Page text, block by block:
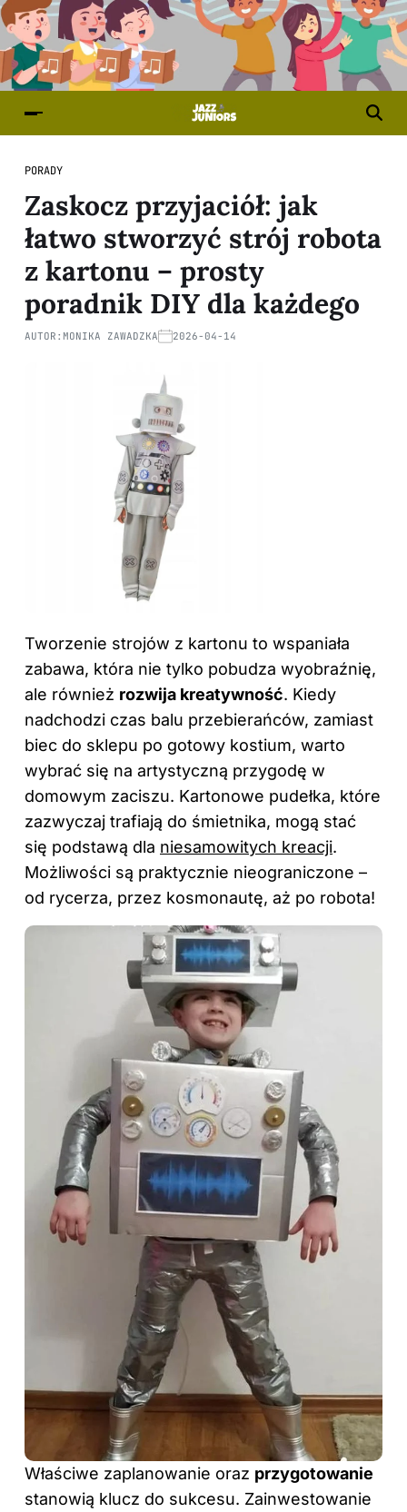
PORADY
Zaskocz przyjaciół: jak
łatwo stworzyć strój robota
z kartonu – prosty
poradnik DIY dla każdego
AUTOR: MONIKA ZAWADZKA 2026-04-14
Tworzenie strojów z kartonu to wspaniała
zabawa, która nie tylko pobudza wyobraźnię,
ale również rozwija kreatywność. Kiedy
nadchodzi czas balu przebierańców, zamiast
biec do sklepu po gotowy kostium, warto
wybrać się na artystyczną przygodę w
domowym zaciszu. Kartonowe pudełka, które
zazwyczaj trafiają do śmietnika, mogą stać
się podstawą dla niesamowitych kreacji.
Możliwości są praktycznie nieograniczone –
od rycerza, przez kosmonautę, aż po robota!
Właściwe zaplanowanie oraz przygotowanie
stanowią klucz do sukcesu. Zainwestowanie